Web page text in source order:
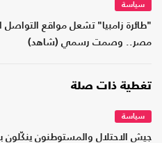
سياسة
"طائرة زامبيا" تشعل مواقع
مصر.. وصمت رسمي (شاهد)
تغطية ذات صلة
سياسة
جيش الاحتلال والمستوطنون ينكّلون